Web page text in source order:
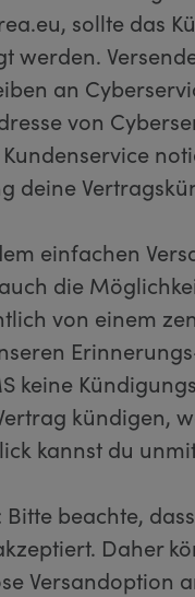
sollte das
werden.
an
von
deine
einfachen
die
von einem
keine
kündigen,
kannst du
Bitte beachte,
Daher
Versandoption